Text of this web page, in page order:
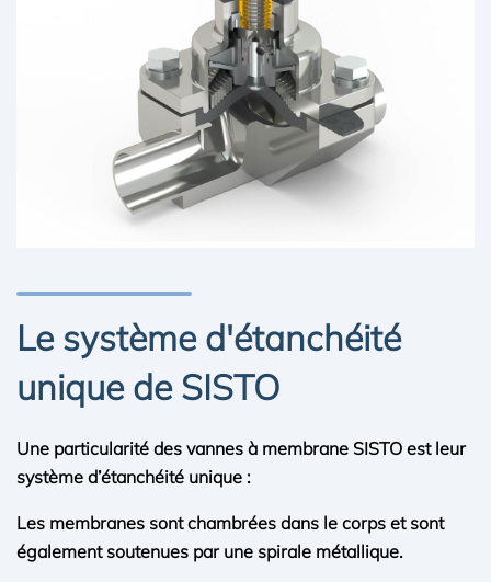
Le système d'étanchéité
unique de SISTO
Une particularité des vannes à membrane SISTO est leur
système d’étanchéité unique :
Les membranes sont chambrées dans le corps et sont
également soutenues par une spirale métallique.